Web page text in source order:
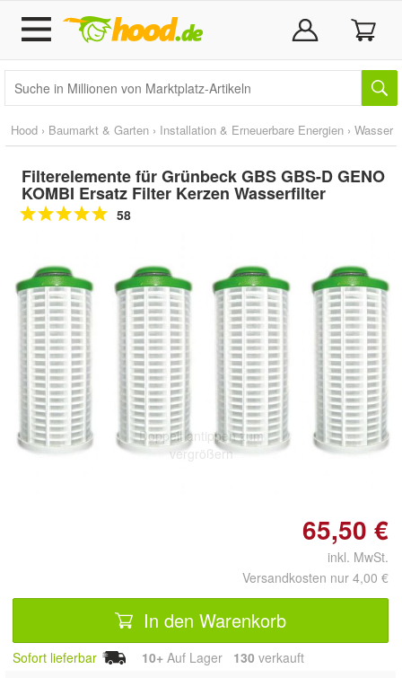
Hood › Baumarkt & Garten › Installation & Erneuerbare Energien › Wasser
Filterelemente für Grünbeck GBS GBS-D GENO
KOMBI Ersatz Filter Kerzen Wasserfilter
58
Doppelt antippen zum
vergrößern
65,50 €
inkl. MwSt.
Versandkosten nur 4,00 €
In den Warenkorb
Sofort lieferbar 10+ Auf Lager 130 verkauft